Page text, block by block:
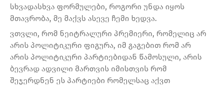
სხვადასხვა ფორმულები, როგორი უნდა იყოს
მთავრობა, მე მაქვს ასევე ჩემი ხედვა.
ვთვლი, რომ ნეიტრალური პრემიერი, რომელიც არ
არის პოლიტიკური ფიგურა, იმ გაგებით რომ არ
არის პოლიტიკური პარტიებიდან წამოსული, არის
ბევრად ადვილი მართვის იმისთვის რომ
შეჯერდნენ ეს პარტიები რომელსაც აქვთ